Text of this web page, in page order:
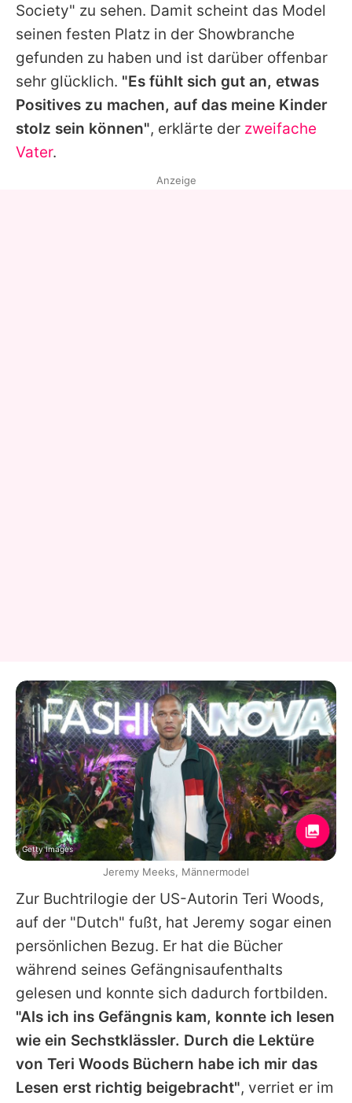
Society" zu sehen. Damit scheint das Model
seinen festen Platz in der Showbranche
gefunden zu haben und ist darüber offenbar
sehr glücklich. "Es fühlt sich gut an, etwas
Positives zu machen, auf das meine Kinder
stolz sein können", erklärte der zweifache
Vater.
Zur Buchtrilogie der US-Autorin Teri Woods,
auf der "Dutch" fußt, hat Jeremy sogar einen
persönlichen Bezug. Er hat die Bücher
während seines Gefängnisaufenthalts
gelesen und konnte sich dadurch fortbilden.
"Als ich ins Gefängnis kam, konnte ich lesen
wie ein Sechstklässler. Durch die Lektüre
von Teri Woods Büchern habe ich mir das
Lesen erst richtig beigebracht", verriet er im
Anzeige
Getty Images
Jeremy Meeks, Männermodel